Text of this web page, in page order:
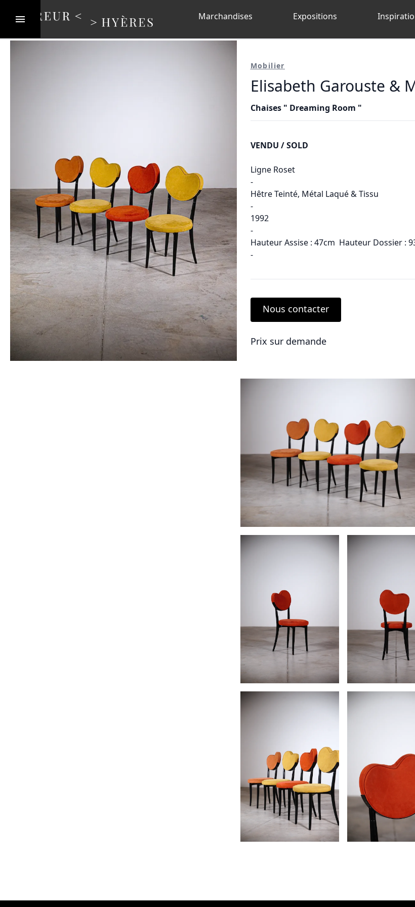
Marchandises Expositions
Mobilier
Elisabeth Garouste &
Chaises " Dreaming Room "
VENDU / SOLD
Ligne Roset
-
Hêtre Teinté, Métal Laqué & Tissu
-
1992
-
Hauteur Assise : 47cm Hauteur Dossier :
-
Nous contacter
Prix sur demande